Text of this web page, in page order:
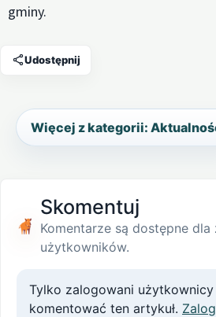
gminy.
Udostępnij
Więcej z kategorii:
Skomentuj
Komentarze są dostępne
użytkowników.
Tylko zalogowani użytkownicy
komentować ten artykuł.